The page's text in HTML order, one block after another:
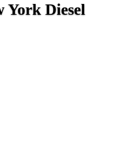
York Diesel